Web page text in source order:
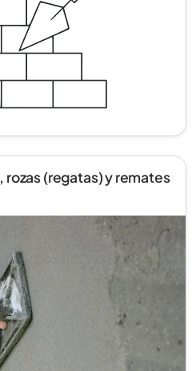
(regatas) y remates